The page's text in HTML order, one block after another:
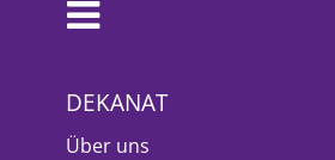
DEKANAT
Über uns